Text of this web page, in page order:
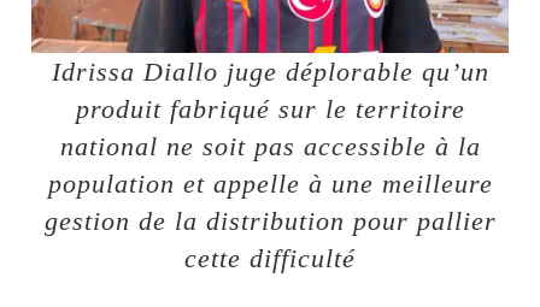
Idrissa Diallo juge déplorable qu’un
produit fabriqué sur le territoire
national ne soit pas accessible à la
population et appelle à une meilleure
gestion de la distribution pour pallier
cette difficulté